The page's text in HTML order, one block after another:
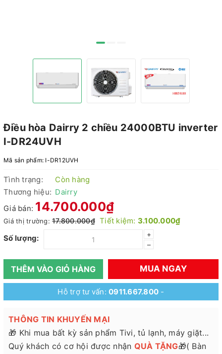
Điều hòa Dairry 2 chiều 24000BTU inverter
I-DR24UVH
Mã sản phẩm: I-DR12UVH
Tình trạng:
Còn hàng
Thương hiệu: Dairry
Giá bán: 14.700.000₫
Giá thị trường: 17.800.000₫ Tiết kiệm: 3.100.000₫
Số lượng:
+
–
THÊM VÀO GIỎ HÀNG MUA NGAY
Hỗ trợ tư vấn:0911.667.800 -
THÔNG TIN KHUYẾN MẠI
🎁 Khi mua bất kỳ sản phẩm Tivi, tủ lạnh, máy giặt...
Quý khách có cơ hội được nhận QUÀ TẶNG🎁( Bàn